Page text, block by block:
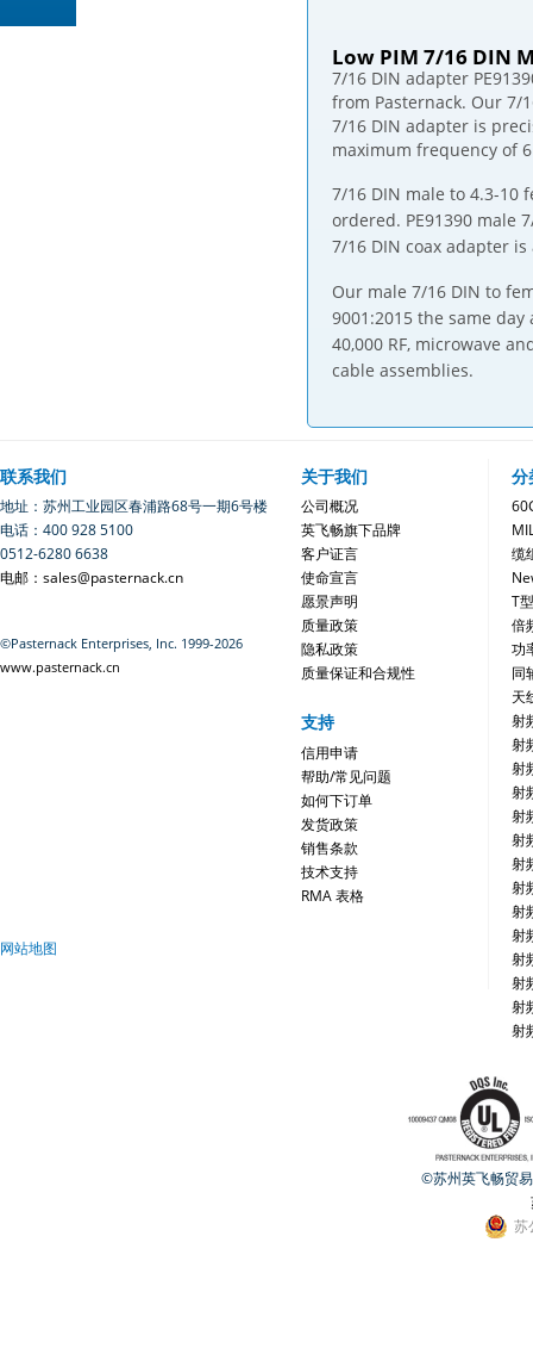
Low PIM 7/16 DIN
7/16 DIN adapter
from Pasternack. Our 7/
7/16 DIN adapter is
maximum frequency of 6
7/16 DIN male to 4.3-10
ordered. PE91390 male
7/16 DIN coax adapter
Our male 7/16 DIN to
9001:2015 the same
40,000 RF, microwave
cable assemblies.
联系我们
地址：苏州工业园区春浦路68号一期6号楼
电话：400 928 5100
0512-6280 6638
电邮：sales@pasternack.cn
©Pasternack Enterprises, Inc. 1999-2026
www.pasternack.cn
关于我们
公司概况
英飞畅旗下品牌
客户证言
使命宣言
愿景声明
质量政策
隐私政策
质量保证和合规性
支持
信用申请
帮助/常见问题
如何下订单
发货政策
销售条款
技术支持
RMA 表格
网站地图
分
缆
T
倍
功
同
天
射
射
射
射
射
射
射
射
射
射
射
射
射
射
©苏州英飞畅贸
苏